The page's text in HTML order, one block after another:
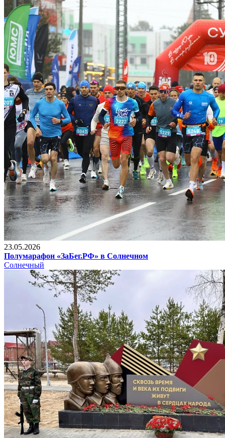
23.05.2026
Полумарафон «ЗаБег.РФ» в Солнечном
Солнечный